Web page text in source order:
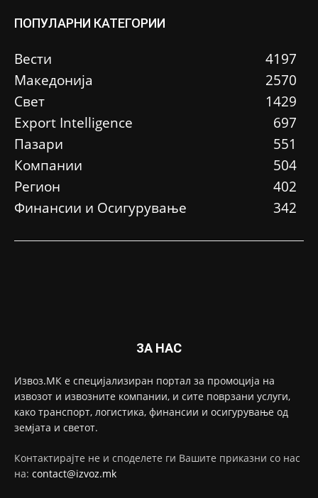
ПОПУЛАРНИ КАТЕГОРИИ
Вести
4197
Македонија
2570
Свет
1429
Еxport Intelligence
697
Пазари
551
Компании
504
Регион
402
Финансии и Осигурување
342
ЗА НАС
Извоз.МК е специјализиран портал за промоција на
извозот и извозните компании, и сите поврзани услуги,
како транспорт, логистика, финансии и осигурување од
земјата и светот.
Контактирајте не и споделете ги Вашите приказни со нас
на: contact@izvoz.mk